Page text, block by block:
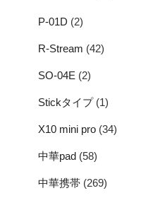
P-01D (2)
R-Stream (42)
SO-04E (2)
Stickタイプ(1)
X10 mini pro (34)
中華pad (58)
中華携帯 (269)